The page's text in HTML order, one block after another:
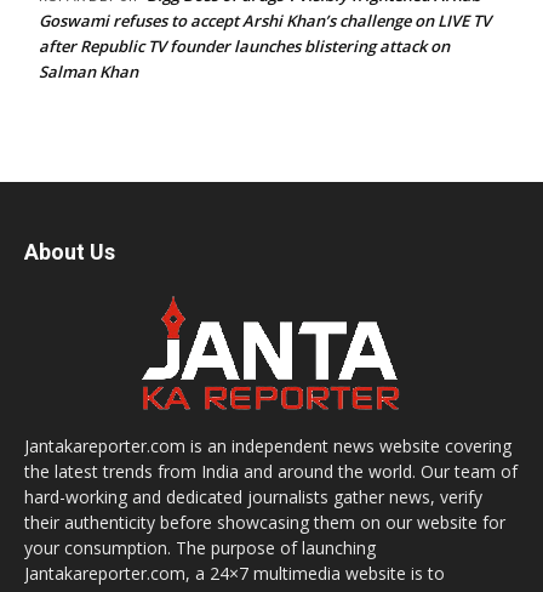
Goswami refuses to accept Arshi Khan’s challenge on LIVE TV
after Republic TV founder launches blistering attack on
Salman Khan
About Us
Jantakareporter.com is an independent news website covering
the latest trends from India and around the world. Our team of
hard-working and dedicated journalists gather news, verify
their authenticity before showcasing them on our website for
your consumption. The purpose of launching
Jantakareporter.com, a 24×7 multimedia website is to